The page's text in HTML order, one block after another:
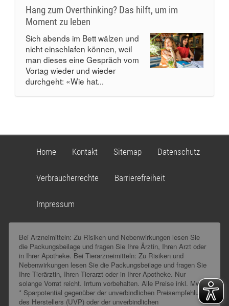
Hang zum Overthinking? Das hilft, um im
Moment zu leben
Sich abends im Bett wälzen und
nicht einschlafen können, weil
man dieses eine Gespräch vom
Vortag wieder und wieder
durchgeht: «Wie hat...
Home Kontakt Sitemap Datenschutz
Verbraucherrechte Barrierefreiheit
Impressum
Bei Arzneimitteln: Zu Risiken und Nebenwirkungen lesen Sie
die Packungsbeilage und fragen Sie Ihre Ärztin, Ihren Arzt oder
in Ihrer Apotheke. Bei Tierarzneimitteln: Zu Risiken und
Nebenwirkungen lesen Sie die Packungsbeilage und fragen Sie
Ihre Tierärztin, Ihren Tierarzt oder in Ihrer Apotheke. Nur
solange Vorrat reicht. Irrtum vorbehalten. Alle Preise inkl. MwSt.
* Sparpotential gegenüber der unverbindlichen Preisempfehlung
des Herstellers (UVP) oder der unverbindlichen